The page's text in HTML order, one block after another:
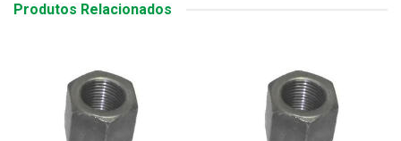
Produtos Relacionados